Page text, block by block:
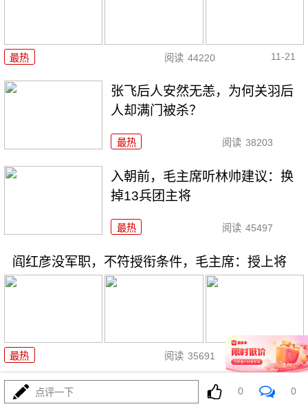
最热 阅读 44220 11-21
张飞后人安然无恙，为何关羽后
人却满门被杀？
最热 阅读 38203
入朝前，毛主席听林帅建议：换
掉13兵团主将
最热 阅读 45497
阎红彦没军职，不符授衔条件，毛主席：授上将
最热 阅读 35691 11-20
名气比粟裕还大的开国大将，让
点评一下 0 0